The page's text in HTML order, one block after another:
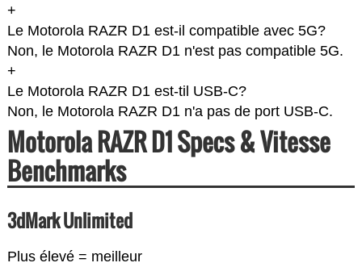
+
Le Motorola RAZR D1 est-il compatible avec 5G?
Non, le Motorola RAZR D1 n'est pas compatible 5G.
+
Le Motorola RAZR D1 est-til USB-C?
Non, le Motorola RAZR D1 n'a pas de port USB-C.
Motorola RAZR D1 Specs & Vitesse
Benchmarks
3dMark Unlimited
Plus élevé = meilleur